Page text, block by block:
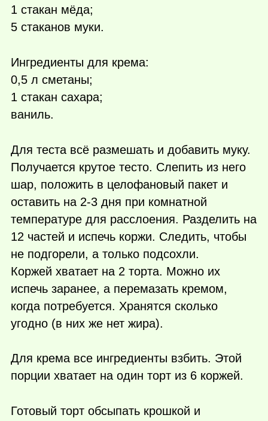
1 стакан мёда;
5 стаканов муки.
Ингредиенты для крема:
0,5 л сметаны;
1 стакан сахара;
ваниль.
Для теста всё размешать и добавить муку.
Получается крутое тесто. Слепить из него
шар, положить в целофановый пакет и
оставить на 2-3 дня при комнатной
температуре для расслоения. Разделить на
12 частей и испечь коржи. Следить, чтобы
не подгорели, а только подсохли.
Коржей хватает на 2 торта. Можно их
испечь заранее, а перемазать кремом,
когда потребуется. Хранятся сколько
угодно (в них же нет жира).
Для крема все ингредиенты взбить. Этой
порции хватает на один торт из 6 коржей.
Готовый торт обсыпать крошкой и